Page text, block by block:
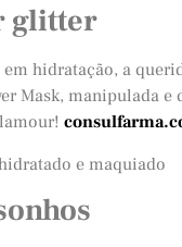
glitter
em hidratação, a
Mask, manipulada